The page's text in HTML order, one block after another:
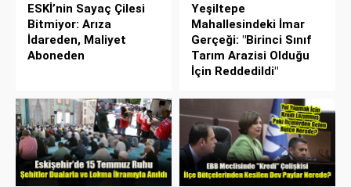
ESKİ’nin Sayaç Çilesi
Bitmiyor: Arıza
İdareden, Maliyet
Aboneden
Yeşiltepe
Mahallesindeki İmar
Gerçeği: "Birinci Sınıf
Tarım Arazisi Olduğu
İçin Reddedildi"